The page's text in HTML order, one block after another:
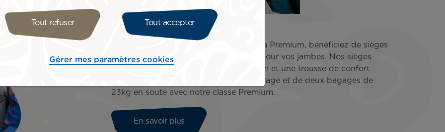
Mānava Premium
Avec notre cabine intermédiaire Mānava Premium, bénéficiez de sièges
plus larges et d'un plus grand espace pour vos jambes. Nos sièges
couleur lagon sont inclinables sur 20 cm et une trousse de confort
premium vous y attend. Profitez du voyage et de deux bagages de
23kg en soute avec notre classe Premium.
En savoir plus
Tout refuser Tout accepter
Gérer mes paramètres cookies